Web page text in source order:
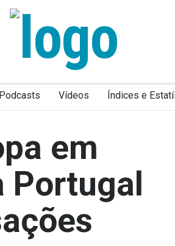
Podcasts Vídeos Índices e
em
Portugal